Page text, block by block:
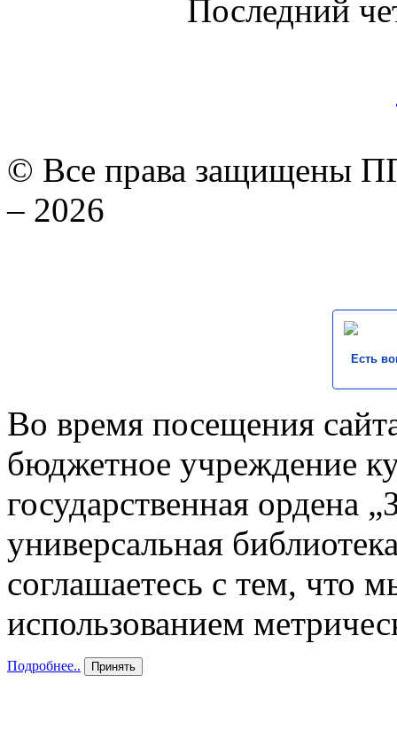
Последний
© Все права защищены
– 2026
Есть
Во время посещения
бюджетное учреждение
государственная ордена
универсальная
соглашаетесь с тем, что
использованием
Подробнее.. Принять